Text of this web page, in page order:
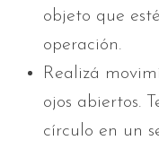
objeto que
operación.
Realizá
ojos abiertos.
círculo en un